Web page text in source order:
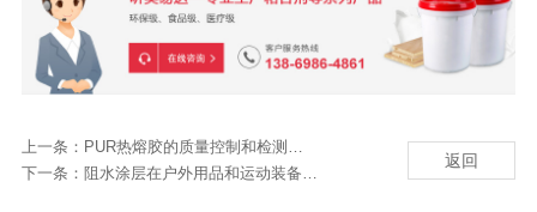
上一条： PUR热熔胶的质量控制和检测技术
下一条： 阻水涂层在户外用品和运动装备制造中的应用
返回